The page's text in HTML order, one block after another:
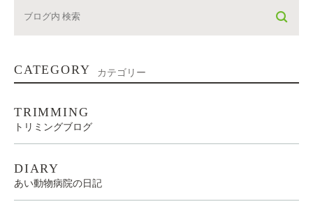
CATEGORY カテゴリー
TRIMMING
トリミングブログ
DIARY
あい動物病院の日記